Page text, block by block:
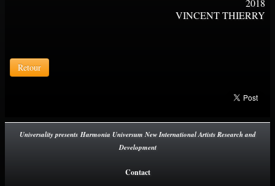
2018
VINCENT THIERRY
Retour
Universality presents Harmonia Universum New International Artists Research and
Development
Contact